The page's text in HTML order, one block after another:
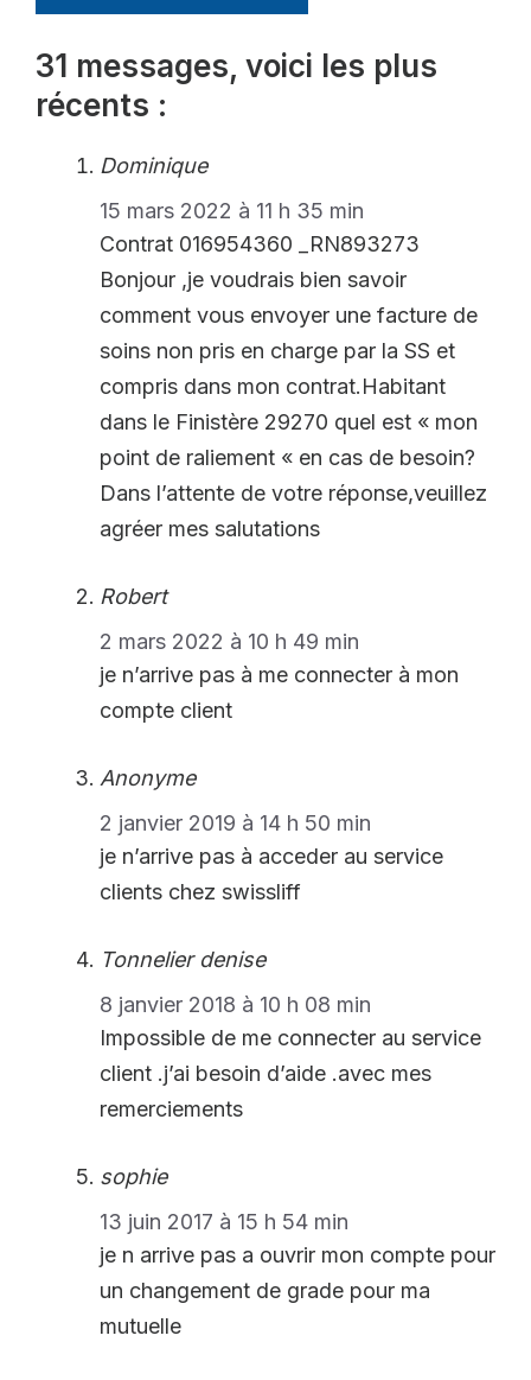
31 messages, voici les plus
récents :
Dominique
15 mars 2022 à 11 h 35 min
Contrat 016954360 _RN893273
Bonjour ,je voudrais bien savoir
comment vous envoyer une facture de
soins non pris en charge par la SS et
compris dans mon contrat.Habitant
dans le Finistère 29270 quel est « mon
point de raliement « en cas de besoin?
Dans l’attente de votre réponse,veuillez
agréer mes salutations
Robert
2 mars 2022 à 10 h 49 min
je n’arrive pas à me connecter à mon
compte client
Anonyme
2 janvier 2019 à 14 h 50 min
je n’arrive pas à acceder au service
clients chez swissliff
Tonnelier denise
8 janvier 2018 à 10 h 08 min
Impossible de me connecter au service
client .j’ai besoin d’aide .avec mes
remerciements
sophie
13 juin 2017 à 15 h 54 min
je n arrive pas a ouvrir mon compte pour
un changement de grade pour ma
mutuelle